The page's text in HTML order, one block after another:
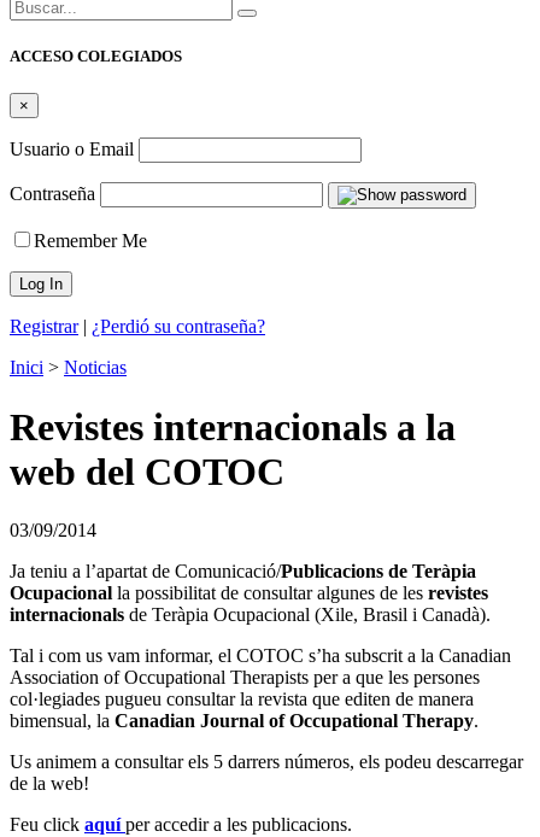
Buscar:
ACCESO COLEGIADOS
×
Usuario o Email
Contraseña
Remember Me
Registrar| ¿Perdió su contraseña?
Inici > Noticias
Revistes internacionals a la
web del COTOC
03/09/2014
Ja teniu a l’apartat de Comunicació/Publicacions de Teràpia
Ocupacional la possibilitat de consultar algunes de les revistes
internacionals de Teràpia Ocupacional (Xile, Brasil i Canadà).
Tal i com us vam informar, el COTOC s’ha subscrit a la Canadian
Association of Occupational Therapists per a que les persones
col·legiades pugueu consultar la revista que editen de manera
bimensual, la Canadian Journal of Occupational Therapy.
Us animem a consultar els 5 darrers números, els podeu descarregar
de la web!
Feu click aquí per accedir a les publicacions.